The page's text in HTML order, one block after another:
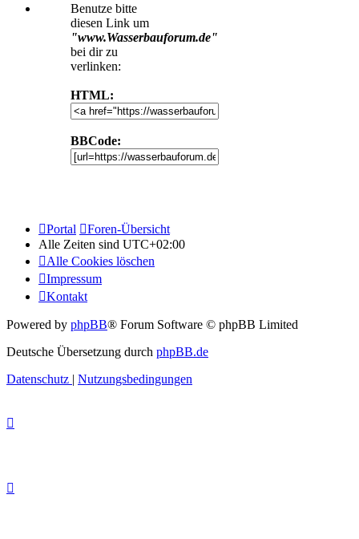
Benutze bitte
diesen Link um
"www.Wasserbauforum.de"
bei dir zu
verlinken:
HTML:
BBCode:
Portal
Foren-Übersicht
Alle Zeiten sind UTC+02:00
Alle Cookies löschen
Impressum
Kontakt
Powered by phpBB® Forum Software © phpBB Limited
Deutsche Übersetzung durch phpBB.de
Datenschutz | Nutzungsbedingungen